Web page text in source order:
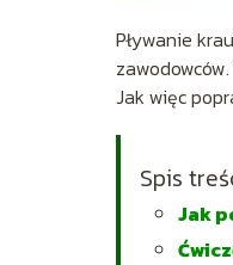
Pływanie
Jak więc
Spis
Jak